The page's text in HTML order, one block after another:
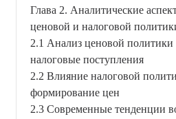
Глава 2. Аналитические
ценовой и налоговой
2.1 Анализ ценовой политики
налоговые поступления
2.2 Влияние налоговой
формирование цен
2.3 Современные тенденции